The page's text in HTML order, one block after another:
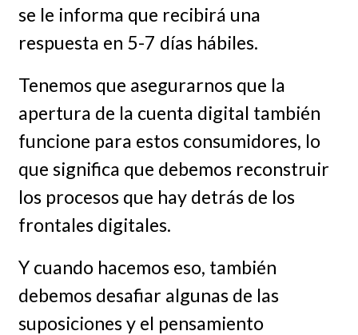
se le informa que recibirá una
respuesta en 5-7 días hábiles.
Tenemos que asegurarnos que la
apertura de la cuenta digital también
funcione para estos consumidores, lo
que significa que debemos reconstruir
los procesos que hay detrás de los
frontales digitales.
Y cuando hacemos eso, también
debemos desafiar algunas de las
suposiciones y el pensamiento